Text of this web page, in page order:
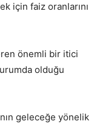
için faiz oranlarını
önemli bir itici
olduğu
geleceğe yönelik